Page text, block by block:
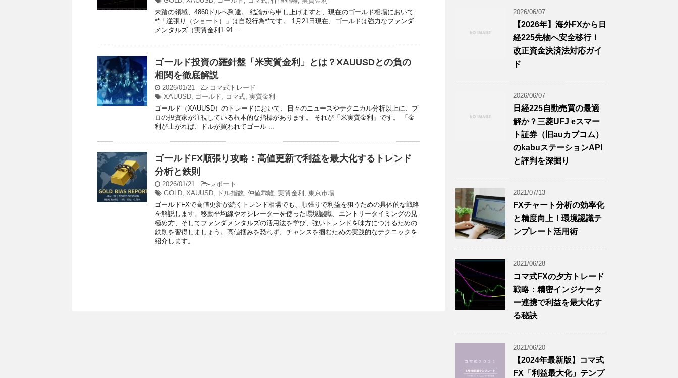
未踏の領域、4860ドルへ到達。 結論から申し上げますと、現在のゴールド相場において
**「逆張り（ショート）」は自殺行為**です。 1月21日現在、ゴールドは強力なファンダ
メンタルズ（実質金利1.91 ...
ゴールド投資の羅針盤「米実質金利」とは？XAUUSDとの負の
相関を徹底解説
2026/01/21 -コマ式トレード
XAUUSD, ゴールド, コマ式, 実質金利
ゴールド（XAUUSD）のトレードにおいて、日々のニュースやテクニカル分析以上に、プ
ロの投資家が注視している根本的な指標があります。 それが「米実質金利」です。 「金
利が上がれば、ドルが買われてゴール ...
ゴールドFX順張り攻略：高値更新で利益を最大化するトレンド
分析と鉄則
2026/01/21 -レポート
GOLD, XAUUSD, ドル指数, 仲値乖離, 実質金利 , 東京市場
ゴールドFXで高値更新が続くトレンド相場でも、順張りで利益を狙うための具体的な戦略
を解説します。移動平均線やオシレーターを使った環境認識、エントリータイミングの見
極め方、そしてファンダメンタルズの活用法を学び、強いトレンドを味方につけるための
鉄則を習得しましょう。高値掴みを恐れず、チャンスを掴むための実践的なテクニックを
紹介します。
2026/06/07
【2026年】海外FXから日
経225先物へ安全移行！
改正資金決済法対応ガイ
ド
2026/06/07
日経225自動売買の最適
解か？三菱UFJ eスマー
ト証券（旧auカブコム）
のkabuステーションAPI
と評判を深掘り
2021/07/13
FXチャート分析の効率化
と精度向上！環境認識テ
ンプレート活用術
2021/06/28
コマ式FXの夕方トレード
戦略：精密インジケータ
ー連携で利益を最大化す
る秘訣
2021/06/20
【2024年最新版】コマ式
FX「利益最大化」テンプ